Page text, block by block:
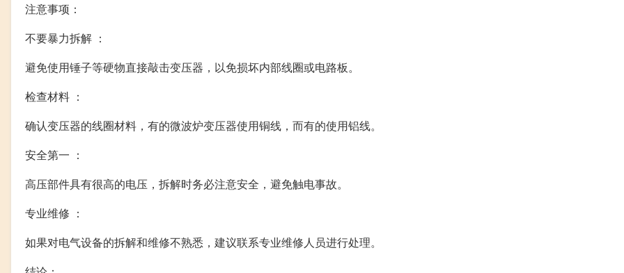
注意事项：
不要暴力拆解 ：
避免使用锤子等硬物直接敲击变压器，以免损坏内部线圈或电路板。
检查材料 ：
确认变压器的线圈材料，有的微波炉变压器使用铜线，而有的使用铝线。
安全第一 ：
高压部件具有很高的电压，拆解时务必注意安全，避免触电事故。
专业维修 ：
如果对电气设备的拆解和维修不熟悉，建议联系专业维修人员进行处理。